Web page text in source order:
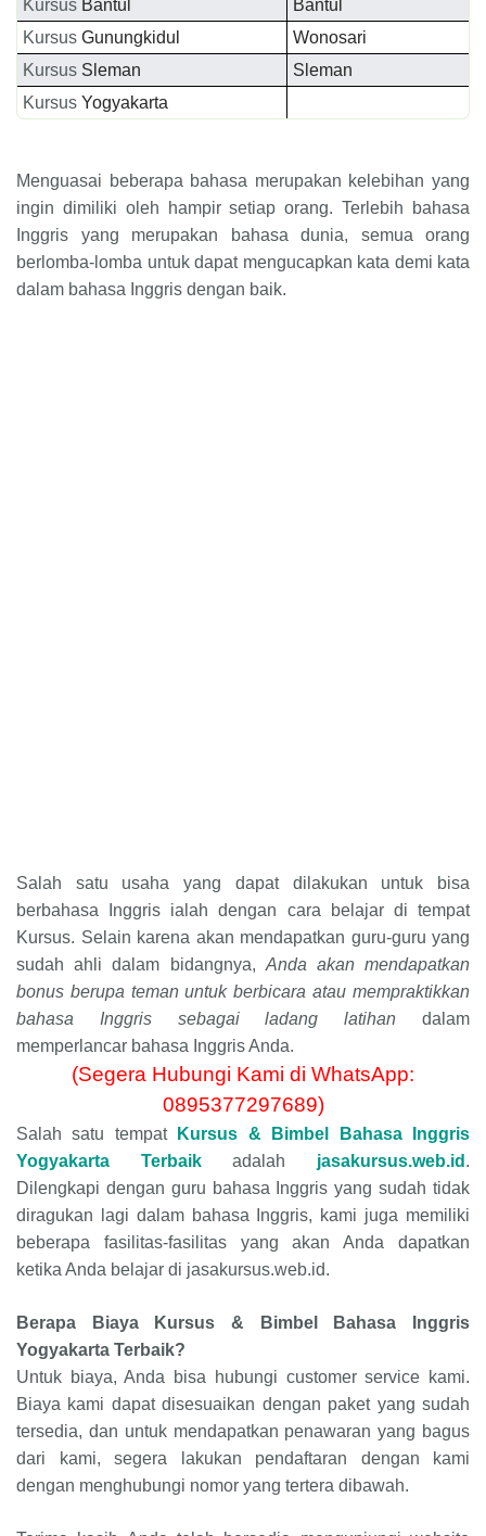
Kursus Bantul
Bantul
Kursus Gunungkidul
Wonosari
Kursus Sleman
Sleman
Kursus Yogyakarta
Menguasai beberapa bahasa merupakan kelebihan yang
ingin dimiliki oleh hampir setiap orang. Terlebih bahasa
Inggris yang merupakan bahasa dunia, semua orang
berlomba-lomba untuk dapat mengucapkan kata demi kata
dalam bahasa Inggris dengan baik.
Salah satu usaha yang dapat dilakukan untuk bisa
berbahasa Inggris ialah dengan cara belajar di tempat
Kursus. Selain karena akan mendapatkan guru-guru yang
sudah ahli dalam bidangnya, Anda akan mendapatkan
bonus berupa teman untuk berbicara atau mempraktikkan
bahasa Inggris sebagai ladang latihan dalam
memperlancar bahasa Inggris Anda.
(Segera Hubungi Kami di WhatsApp:
0895377297689)
Salah satu tempat
Kursus & Bimbel Bahasa Inggris
Yogyakarta Terbaikadalah jasakursus.web.id .
Dilengkapi dengan guru bahasa Inggris yang sudah tidak
diragukan lagi dalam bahasa Inggris, kami juga memiliki
beberapa fasilitas-fasilitas yang akan Anda dapatkan
ketika Anda belajar di jasakursus.web.id.
Berapa Biaya Kursus & Bimbel Bahasa Inggris
Yogyakarta Terbaik?
Untuk biaya, Anda bisa hubungi customer service kami.
Biaya kami dapat disesuaikan dengan paket yang sudah
tersedia, dan untuk mendapatkan penawaran yang bagus
dari kami, segera lakukan pendaftaran dengan kami
dengan menghubungi nomor yang tertera dibawah.